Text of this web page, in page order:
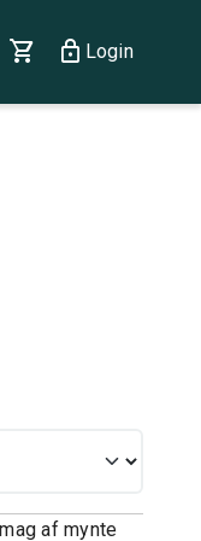
shopping_cart lock Login
af mynte